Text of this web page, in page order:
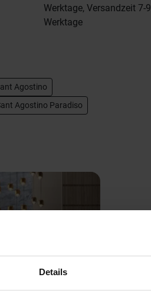
Details
Werktage, Versandzeit 7-9
Werktage
Agostino
Agostino Paradiso